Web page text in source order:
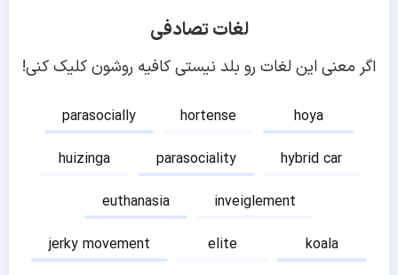
لغات تصادفی
اگر معنی این لغات رو بلد نیستی کافیه روشون کلیک کنی!
parasocially hortense
hoya
huizinga
parasociality
hybrid car
euthanasia
inveiglement
jerky movement
elite
koala